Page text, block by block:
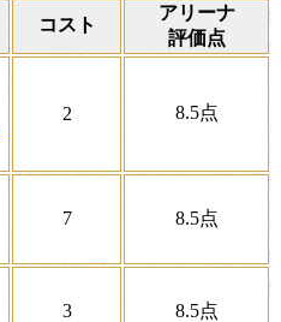
コスト
アリーナ
評価点
2 8.5点
7 8.5点
3 8.5点